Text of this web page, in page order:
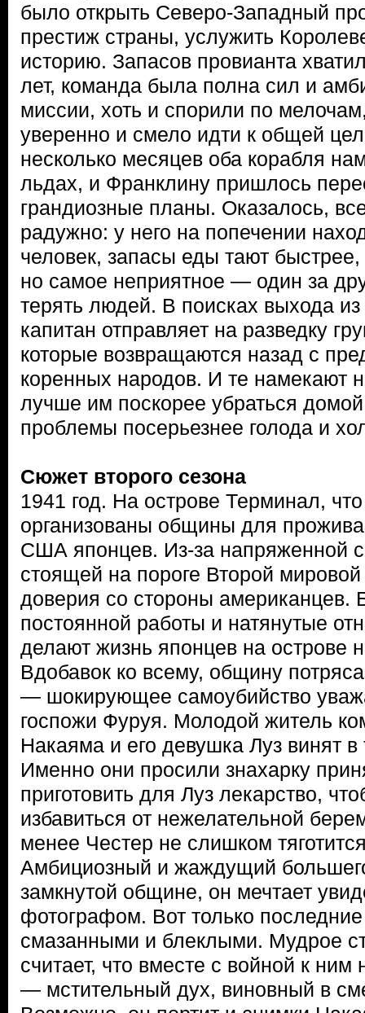
было открыть Северо-Западный
престиж страны, услужить
историю. Запасов провианта
лет, команда была полна сил и
миссии, хоть и спорили по
уверенно и смело идти к общей
несколько месяцев оба корабля
льдах, и Франклину пришлось
грандиозные планы. Оказалось,
радужно: у него на попечении
человек, запасы еды тают
но самое неприятное — один за
терять людей. В поисках выхода из
капитан отправляет на разведку
которые возвращаются назад с
коренных народов. И те намекают
лучше им поскорее убраться
проблемы посерьезнее голода и
Сюжет второго сезона
1941 год. На острове Терминал,
организованы общины для
США японцев. Из-за напряженной
стоящей на пороге Второй
доверия со стороны американцев.
постоянной работы и натянутые
делают жизнь японцев на острове
Вдобавок ко всему, общину
— шокирующее самоубийство
госпожи Фуруя. Молодой житель
Накаяма и его девушка Луз винят в
Именно они просили знахарку
приготовить для Луз лекарство,
избавиться от нежелательной
менее Честер не слишком
Амбициозный и жаждущий
замкнутой общине, он мечтает
фотографом. Вот только
смазанными и блеклыми. Мудрое
считает, что вместе с войной к
— мстительный дух, виновный в